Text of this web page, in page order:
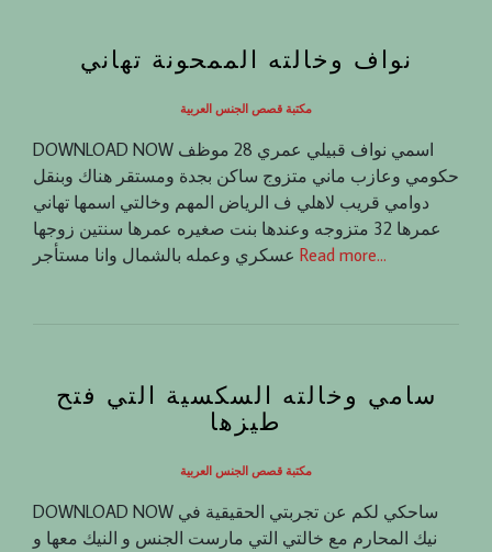
نواف وخالته الممحونة تهاني
مكتبة قصص الجنس العربية
DOWNLOAD NOW اسمي نواف قبيلي عمري 28 موظف
حكومي وعازب ماني متزوج ساكن بجدة ومستقر هناك وبنقل
دوامي قريب لاهلي ف الرياض المهم وخالتي اسمها تهاني
عمرها 32 متزوجه وعندها بنت صغيره عمرها سنتين زوجها
Read more…
سامي وخالته السكسية التي فتح
طيزها
مكتبة قصص الجنس العربية
DOWNLOAD NOW ساحكي لكم عن تجربتي الحقيقية في
نيك المحارم مع خالتي التي مارست الجنس و النيك معها و